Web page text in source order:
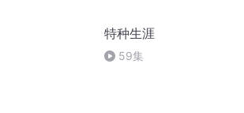
特种生涯
59集